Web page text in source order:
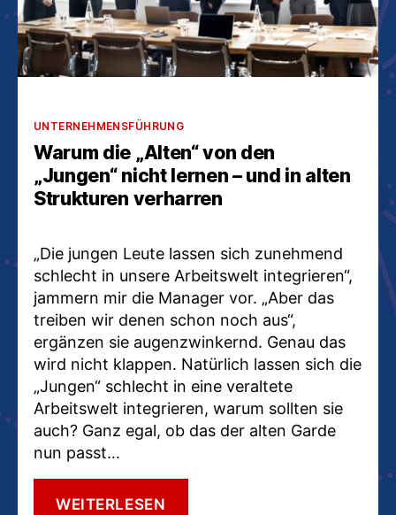
Kategorien
UNTERNEHMENSFÜHRUNG
Warum die „Alten“ von den
„Jungen“ nicht lernen – und in alten
Strukturen verharren
„Die jungen Leute lassen sich zunehmend
schlecht in unsere Arbeitswelt integrieren“,
jammern mir die Manager vor. „Aber das
treiben wir denen schon noch aus“,
ergänzen sie augenzwinkernd. Genau das
wird nicht klappen. Natürlich lassen sich die
„Jungen“ schlecht in eine veraltete
Arbeitswelt integrieren, warum sollten sie
auch? Ganz egal, ob das der alten Garde
nun passt…
WEITERLESEN